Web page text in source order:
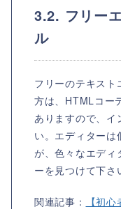
3.2. フリー
ル
フリーのテキスト
方は、HTMLコー
ありますので、イ
い。エディターは
が、色々なエディ
ーを見つけて下さ
関連記事：
【初